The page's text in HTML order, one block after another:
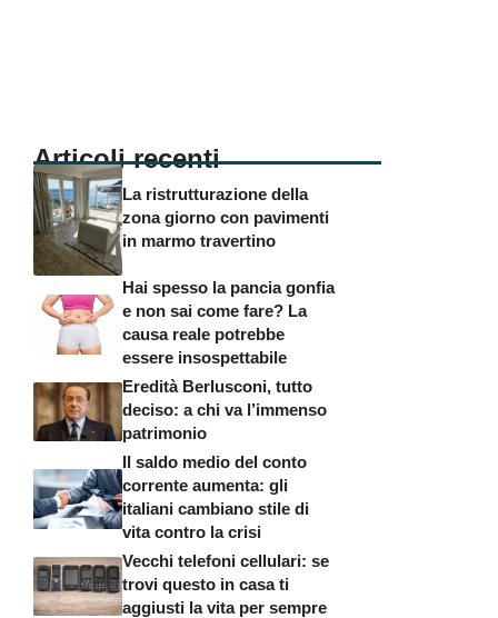
Articoli recenti
La ristrutturazione della
zona giorno con pavimenti
in marmo travertino
Hai spesso la pancia gonfia
e non sai come fare? La
causa reale potrebbe
essere insospettabile
Eredità Berlusconi, tutto
deciso: a chi va l’immenso
patrimonio
Il saldo medio del conto
corrente aumenta: gli
italiani cambiano stile di
vita contro la crisi
Vecchi telefoni cellulari: se
trovi questo in casa ti
aggiusti la vita per sempre